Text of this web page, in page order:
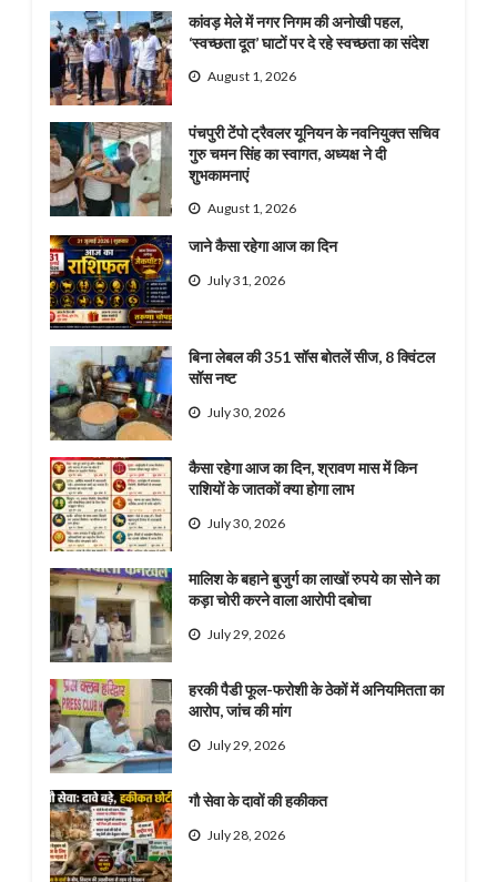
कांवड़ मेले में नगर निगम की अनोखी पहल,
‘स्वच्छता दूत’ घाटों पर दे रहे स्वच्छता का संदेश
August 1, 2026
पंचपुरी टेंपो ट्रैवलर यूनियन के नवनियुक्त सचिव
गुरु चमन सिंह का स्वागत, अध्यक्ष ने दी
शुभकामनाएं
August 1, 2026
जाने कैसा रहेगा आज का दिन
July 31, 2026
बिना लेबल की 351 सॉस बोतलें सीज, 8 क्विंटल
सॉस नष्ट
July 30, 2026
कैसा रहेगा आज का दिन, श्रावण मास में किन
राशियों के जातकों क्या होगा लाभ
July 30, 2026
मालिश के बहाने बुजुर्ग का लाखों रुपये का सोने का
कड़ा चोरी करने वाला आरोपी दबोचा
July 29, 2026
हरकी पैडी फूल-फरोशी के ठेकों में अनियमितता का
आरोप, जांच की मांग
July 29, 2026
गौ सेवा के दावों की हकीकत
July 28, 2026